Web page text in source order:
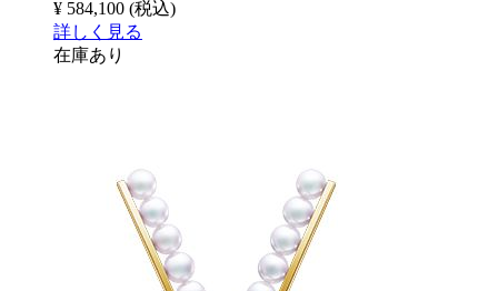
¥ 584,100 (税込)
詳しく見る
在庫あり